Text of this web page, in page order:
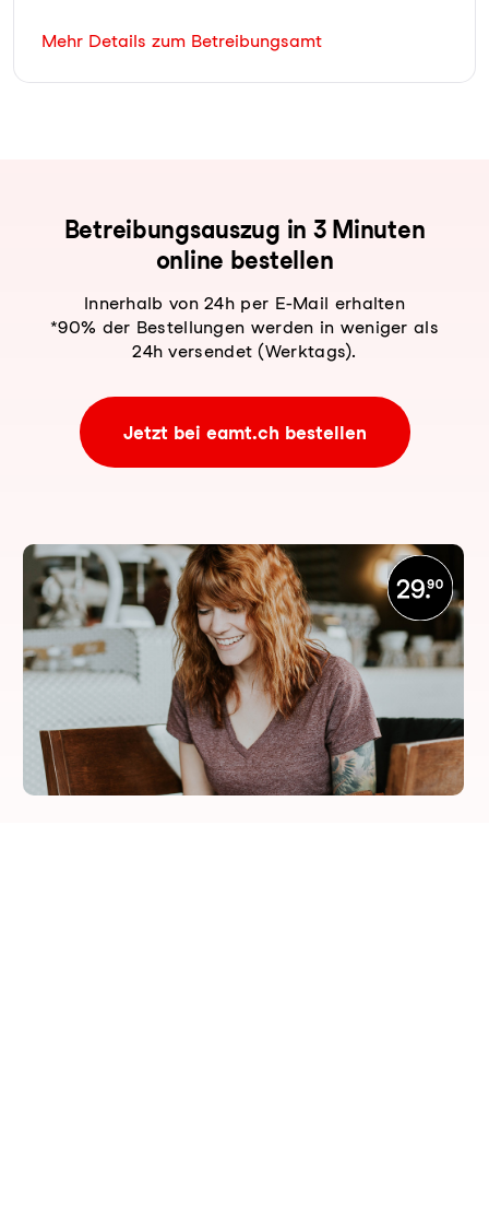
Mehr Details zum Betreibungsamt
Be­trei­bungs­aus­zug in 3 Minuten
online bestellen
Innerhalb von 24h per E-Mail erhalten
*90% der Bestellungen werden in weniger als
24h versendet (Werktags).
Jetzt bei eamt.ch bestellen